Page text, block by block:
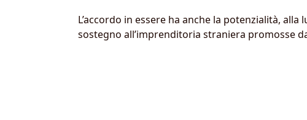
L’accordo in essere ha anche la potenzialità,
sostegno all’imprenditoria straniera promosse